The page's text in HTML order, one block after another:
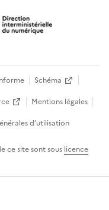
Schéma
Mentions légales
d’utilisation
ce site sont sous licence